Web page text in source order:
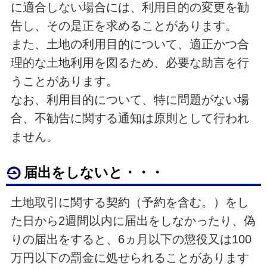
に適合しない場合には、利用目的の変更を勧
告し、その是正を求めることがあります。
また、土地の利用目的について、適正かつ合
理的な土地利用を図るため、必要な助言を行
うことがあります。
なお、利用目的について、特に問題がない場
合、不勧告に関する通知は原則として行われ
ません。
届出をしないと・・・
土地取引に関する契約（予約を含む。）をし
た日から2週間以内に届出をしなかったり、偽
りの届出をすると、6ヵ月以下の懲役又は100
万円以下の罰金に処せられることがあります